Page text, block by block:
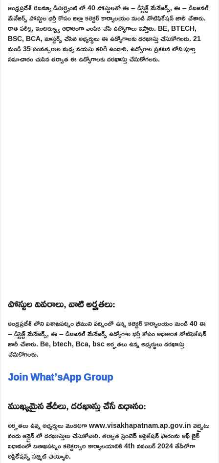
ఆంధ్రప్రదేశ్ రెవిన్యూ డిపార్ట్మెంట్ లో 40 పోస్టులతో ఈ – డిస్ట్రిక్ట్ మేనేజర్స్, ఈ – డివిజనల్
మేనేజర్స్ పోస్టుల భర్తీ కోసం జిల్లా కలెక్టర్ కార్యాలయం నుండి నోటిఫికేషన్ జారీ చేశారు.
రాత పరీక్ష, ఇంటర్వ్యూ ఆధారంగా ఎంపిక చేసి ఉద్యోగాలు ఇస్తారు. BE, BTECH,
BSC, BCA, మాస్టర్స్ చేసిన అభ్యర్థులు ఈ ఉద్యోగాలకు దరఖాస్తు చేసుకోగలరు. 21
నుండి 35 సంవత్సరాల మధ్య వయసు కలిగి ఉండాలి. ఉద్యోగాల ప్రకటన లోని పూర్తి
సమాచారం చుసిన తర్వాత ఈ ఉద్యోగాలకు దరఖాస్తు చేసుకోగలరు.
పోస్టుల వివరాలు, వాటి అర్హతలు:
ఆంధ్రప్రదేశ్ లోని విశాఖపట్నం భీముని పట్నంలో ఉన్న కలెక్టర్ కార్యాలయం నుండి 40 ఈ
– డిస్ట్రిక్ట్ మేనేజర్స్, ఈ – డివిజనల్ మేనేజర్స్ ఉద్యోగాల భర్తీ కోసం అధికారిక నోటిఫికేషన్
జారీ చేశారు. Be, btech, Bca, bsc అర్హతలు ఉన్న అభ్యర్థులు దరఖాస్తు
చేసుకోగలరు.
Join What’sApp Group
ముఖ్యమైన తేదీలు, దరఖాస్తు చేసే విధానం:
అర్హతలు ఉన్న అభ్యర్థులు మొదటగా www.visakhapatnam.ap.gov.in వెబ్సైటు
నందు ఆన్లైన్ లో దరఖాస్తులు చేసుకోవాలి. తర్వాత ప్రింటెడ్ అప్లికేషన్ ఫారంను ఆఫ్ లైన్
విధానంలో విశాఖపట్నం కలెక్టర్వారి కార్యాలయానికి 4th నవంబర్ 2024 తేదీలోగా
అప్లికేషన్స్ సబ్మిట్ చెయ్యాలి.